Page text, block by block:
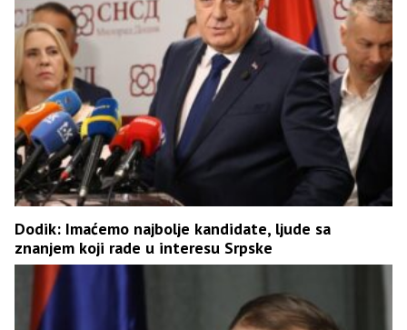
Dodik: Imaćemo najbolje kandidate, ljude sa
znanjem koji rade u interesu Srpske